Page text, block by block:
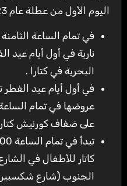
اليوم الأول من عطلة عام 2023
في تمام الساعة
نارية في أول أيام عيد
البحرية في كتارا
.
في أول أيام عيد الفطر
عروضها في تمام
على ضفاف كورنيش كتارا
كاتار للأطفال في
الجنوب (شارع شكسبير